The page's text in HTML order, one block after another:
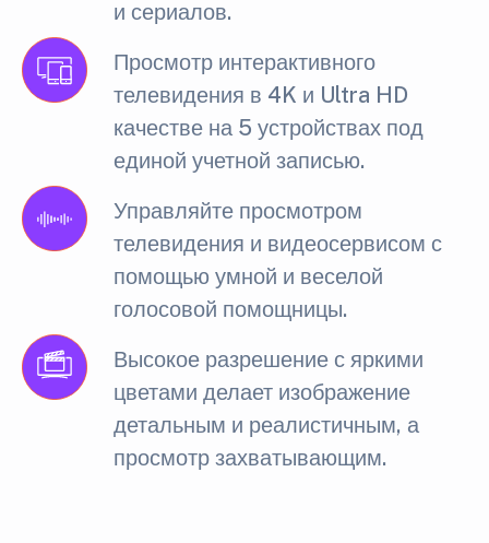
и сериалов.
Просмотр интерактивного
телевидения в 4K и Ultra HD
качестве на 5 устройствах под
единой учетной записью.
Управляйте просмотром
телевидения и видеосервисом с
помощью умной и веселой
голосовой помощницы.
Высокое разрешение с яркими
цветами делает изображение
детальным и реалистичным, а
просмотр захватывающим.